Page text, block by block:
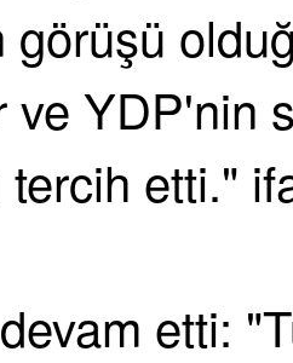
görüşü
ve YDP'nin
tercih etti."
etti: